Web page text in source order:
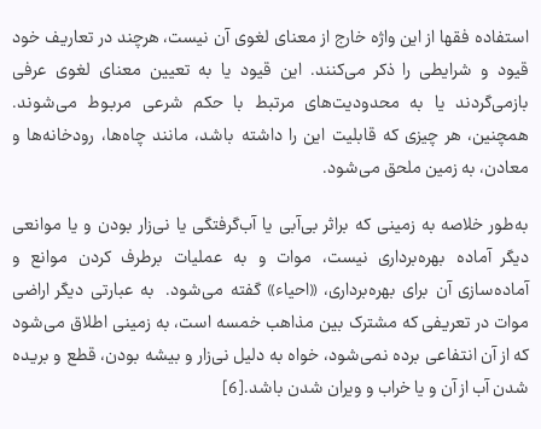
استفاده فقها از این واژه خارج از معنای لغوی آن نیست، هرچند در تعاریف خود
قیود و شرایطی را ذکر می‌کنند. این قیود یا به تعیین معنای لغوی عرفی
بازمی‌گردند یا به محدودیت‌های مرتبط با حکم شرعی مربوط می‌شوند.
همچنین، هر چیزی که قابلیت این را داشته باشد، مانند چاه‌ها، رودخانه‌ها و
معادن، به زمین ملحق می‌شود.
به‌طور خلاصه به زمینی که براثر بی‌آبی یا آب‌گرفتگی یا نی‌زار بودن و یا موانعی
دیگر آماده بهره‌برداری نیست، موات و به عملیات برطرف کردن موانع و
آماده‌سازی آن برای بهره‌برداری، «احیاء» گفته می‌شود. به عبارتی دیگر اراضی
موات در تعریفی که مشترک بین مذاهب خمسه است، به زمینی اطلاق می‌شود
که از آن انتفاعی برده نمی‌شود، خواه به دلیل نی‌زار و بیشه بودن، قطع و بریده
شدن آب از آن و یا خراب و ویران شدن باشد.[6]